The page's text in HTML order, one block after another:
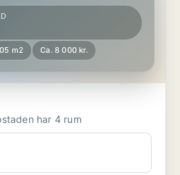
m2 Ca. 8 000 kr.
hyra i Piteå Bostaden har 4 rum